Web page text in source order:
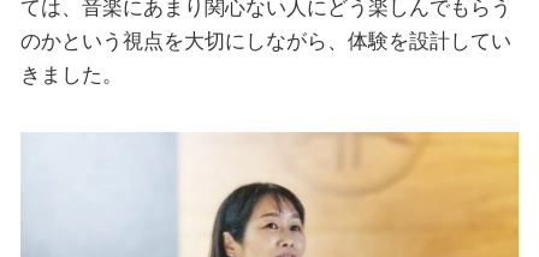
ては、音楽にあまり関心ない人にどう楽しんでもらう
のかという視点を大切にしながら、体験を設計してい
きました。